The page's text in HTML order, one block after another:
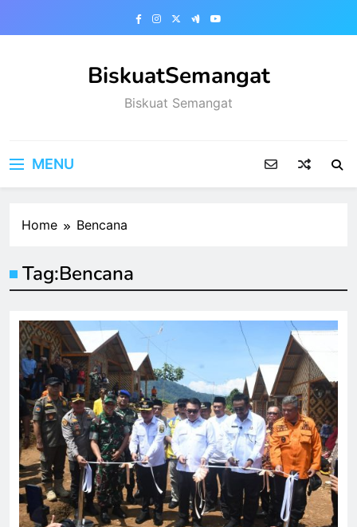
BiskuatSemangat
Biskuat Semangat
MENU
Home Bencana
Tag:Bencana